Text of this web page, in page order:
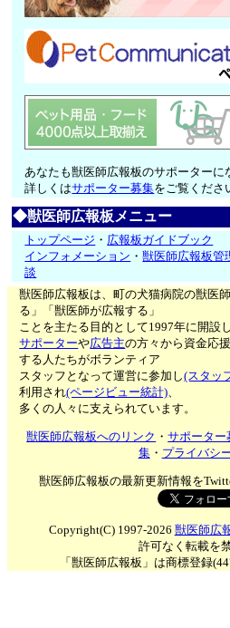
あなたも獣医師広報板のサポーターに
詳しくはサポーター募集をご覧くださ
◆獣医師広報板メニュー
トップページ ・ 広報板ガイドブック
インフォメーション ・獣医師広報板管
談
獣医師広報板は、町の犬猫病院の獣医
る」「獣医師が広報する」
ことを主たる目的として1997年に開設
サポーターや広告主の方々から資金応
する人たちがボランティア
スタッフとなって運営に参加し(スタッ
利用され(ページビュー統計)、
多くの人々に支えられています。
獣医師広報板へのリンク ・サポーター
集・ プライバシ
獣医師広報板の最新更新情報を
Copyright(C) 1997-2026 獣医師広
許可なく転載を
「獣医師広報板」は商標登録